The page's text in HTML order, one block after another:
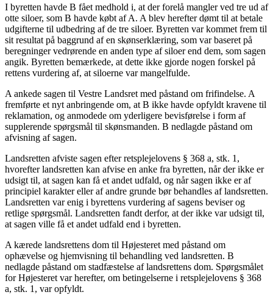
I byretten havde B fået medhold i, at der forelå mangler ved tre ud af
otte siloer, som B havde købt af A. A blev herefter dømt til at betale
udgifterne til udbedring af de tre siloer. Byretten var kommet frem til
sit resultat på baggrund af en skønserklæring, som var baseret på
beregninger vedrørende en anden type af siloer end dem, som sagen
angik. Byretten bemærkede, at dette ikke gjorde nogen forskel på
rettens vurdering af, at siloerne var mangelfulde.
A ankede sagen til Vestre Landsret med påstand om frifindelse. A
fremførte et nyt anbringende om, at B ikke havde opfyldt kravene til
reklamation, og anmodede om yderligere bevisførelse i form af
supplerende spørgsmål til skønsmanden. B nedlagde påstand om
afvisning af sagen.
Landsretten afviste sagen efter retsplejelovens § 368 a, stk. 1,
hvorefter landsretten kan afvise en anke fra byretten, når der ikke er
udsigt til, at sagen kan få et andet udfald, og når sagen ikke er af
principiel karakter eller af andre grunde bør behandles af landsretten.
Landsretten var enig i byrettens vurdering af sagens beviser og
retlige spørgsmål. Landsretten fandt derfor, at der ikke var udsigt til,
at sagen ville få et andet udfald end i byretten.
A kærede landsrettens dom til Højesteret med påstand om
ophævelse og hjemvisning til behandling ved landsretten. B
nedlagde påstand om stadfæstelse af landsrettens dom. Spørgsmålet
for Højesteret var herefter, om betingelserne i retsplejelovens § 368
a, stk. 1, var opfyldt.